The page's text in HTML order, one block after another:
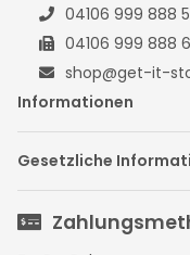
04106 999 888 5
04106 999 888 6
shop@get-it-
Informationen
Gesetzliche